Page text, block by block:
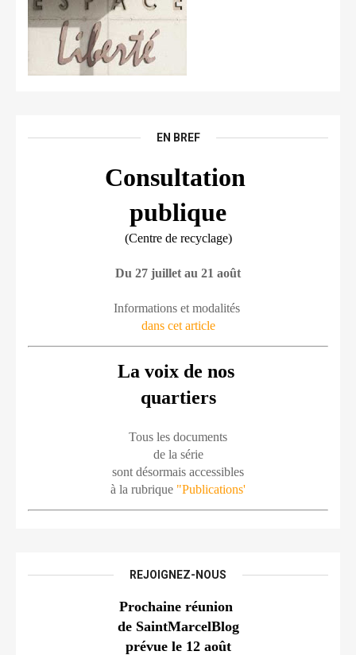
EN BREF
Consultation
publique
(Centre de recyclage)
Du 27 juillet au 21 août
Informations et modalités
dans cet article
La voix de nos
quartiers
Tous les documents
de la série
sont désormais accessibles
à la rubrique "Publications'
REJOIGNEZ-NOUS
Prochaine réunion
de SaintMarcelBlog
prévue le 12 août